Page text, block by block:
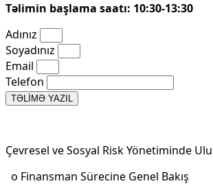
Təlimin başlama saatı: 10:30-13:30
Adınız
Soyadınız
Email
Telefon
TƏLİMƏ YAZIL
Çevresel ve Sosyal Risk Yönetiminde
o Finansman Sürecine Genel Bakış